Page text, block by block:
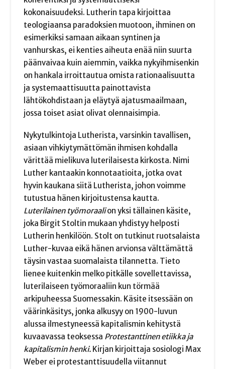
kokonaisuudeksi. Lutherin tapa kirjoittaa
teologiaansa paradoksien muotoon, ihminen on
esimerkiksi samaan aikaan syntinen ja
vanhurskas, ei kenties aiheuta enää niin suurta
päänvaivaa kuin aiemmin, vaikka nykyihmisenkin
on hankala irroittautua omista rationaalisuutta
ja systemaattisuutta painottavista
lähtökohdistaan ja eläytyä ajatusmaailmaan,
jossa toiset asiat olivat olennaisimpia.
Nykytulkintoja Lutherista, varsinkin tavallisen,
asiaan vihkiytymättömän ihmisen kohdalla
värittää mielikuva luterilaisesta kirkosta. Nimi
Luther kantaakin konnotaatioita, jotka ovat
hyvin kaukana siitä Lutherista, johon voimme
tutustua hänen kirjoitustensa kautta.
Luterilainen työmoraalion yksi tällainen käsite,
joka Birgit Stoltin mukaan yhdistyy helposti
Lutherin henkilöön. Stolt on tutkinut ruotsalaista
Luther-kuvaa eikä hänen arvionsa välttämättä
täysin vastaa suomalaista tilannetta. Tieto
lienee kuitenkin melko pitkälle sovellettavissa,
luterilaiseen työmoraaliin kun törmää
arkipuheessa Suomessakin. Käsite itsessään on
väärinkäsitys, jonka alkusyy on 1900-luvun
alussa ilmestyneessä kapitalismin kehitystä
kuvaavassa teoksessa Protestanttinen etiikka ja
kapitalismin henki. Kirjan kirjoittaja sosiologi Max
Weber ei protestanttisuudella viitannut